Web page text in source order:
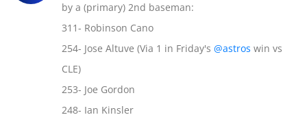
by a (primary) 2nd baseman:
311- Robinson Cano
254- Jose Altuve (Via 1 in Friday's @astros win vs
CLE)
253- Joe Gordon
248- Ian Kinsler